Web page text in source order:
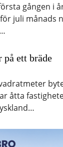
gången i
juli månads
ett bräde
åtta